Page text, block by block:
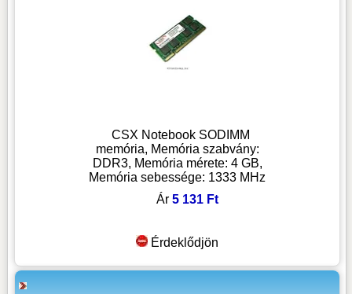
CSX Notebook SODIMM
memória, Memória szabvány:
DDR3, Memória mérete: 4 GB,
Memória sebessége: 1333 MHz
Ár5 131 Ft
Érdeklődjön